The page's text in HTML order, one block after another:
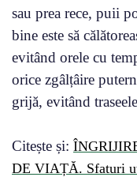
sau prea rece, puii
bine este să
evitând orele cu
orice zgâlțâire
grijă, evitând
Citește și:
DE VIAȚĂ. Sfaturi